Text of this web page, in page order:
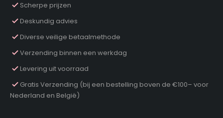
Scherpe prijzen
Deskundig advies
Diverse veilige betaalmethode
Verzending binnen een werkdag
Levering uit voorraad
Gratis Verzending (bij een bestelling boven de €100– voor
Nederland en België)